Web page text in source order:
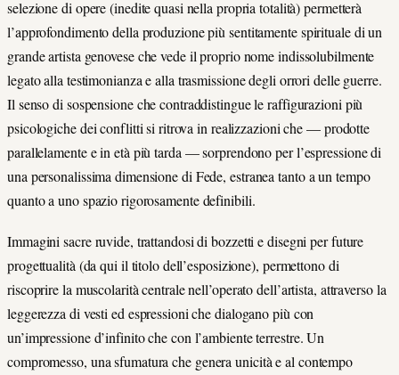
selezione di opere (inedite quasi nella propria totalità) permetterà
l’approfondimento della produzione più sentitamente spirituale di un
grande artista genovese che vede il proprio nome indissolubilmente
legato alla testimonianza e alla trasmissione degli orrori delle guerre.
Il senso di sospensione che contraddistingue le raffigurazioni più
psicologiche dei conflitti si ritrova in realizzazioni che — prodotte
parallelamente e in età più tarda — sorprendono per l’espressione di
una personalissima dimensione di Fede, estranea tanto a un tempo
quanto a uno spazio rigorosamente definibili.
Immagini sacre ruvide, trattandosi di bozzetti e disegni per future
progettualità (da qui il titolo dell’esposizione), permettono di
riscoprire la muscolarità centrale nell’operato dell’artista, attraverso la
leggerezza di vesti ed espressioni che dialogano più con
un’impressione d’infinito che con l’ambiente terrestre. Un
compromesso, una sfumatura che genera unicità e al contempo